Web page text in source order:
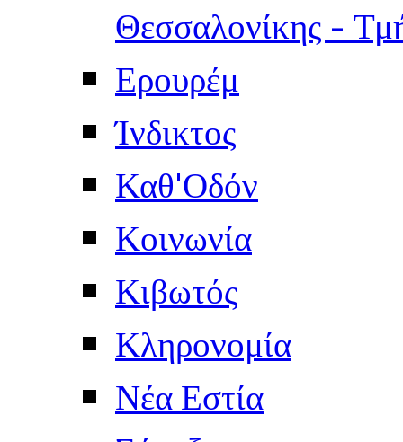
Θεσσαλονίκης -
Ερουρέμ
Ίνδικτος
Καθ'Οδόν
Κοινωνία
Κιβωτός
Κληρονομία
Νέα Εστία